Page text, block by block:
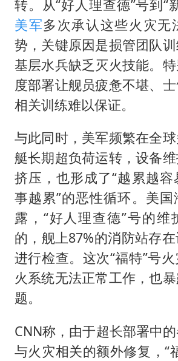
转。从“好人理查德”号到“
美军多次承认这些火灾无
势，关键原因是损管团队训
基层水兵缺乏灭火技能。
度部署让舰员疲惫不堪、
相关训练难以保证。
与此同时，美军频繁在全
艇长期超负荷运转，设备
挤压，也形成了“越累越容
事越累”的恶性循环。美
露，“好人理查德”号的维
的，舰上87%的消防站存
进行检查。这次“福特”号
火系统无法正常工作，也
题。
CNN称，由于超长部署中
与火灾相关的额外修复，“